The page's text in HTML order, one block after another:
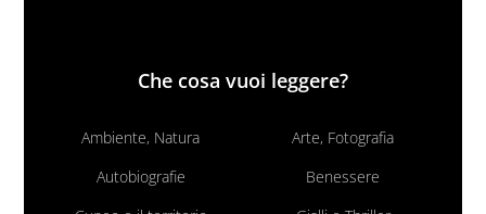
Che cosa vuoi leggere?
Ambiente, Natura
Arte, Fotografia
Autobiografie
Benessere